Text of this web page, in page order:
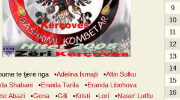
të tjerë nga •Adelina Ismajli •Altin Sulku
Shabani •Eneida Tarifa •Eranda Libohova
Abazi •Gena •Gili •Kristi •Lori •Naser Lutfiu
9
10
11
12
13
14
15
16